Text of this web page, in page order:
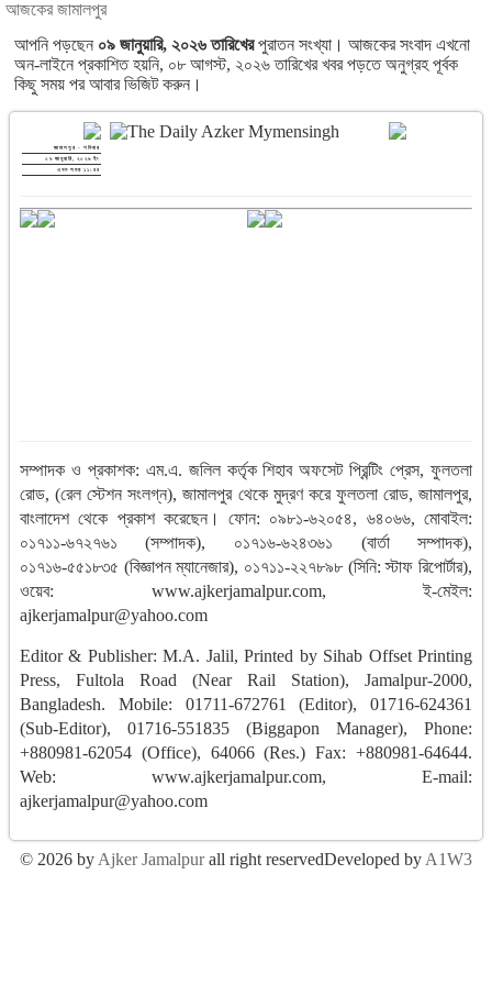
আজকের জামালপুর
২য় পাতা
৩য় পাতা
শেষের পাতা
আমাদের সম্পর্কে
যোগাযোগ
পুরাতন সংখ্যা
আপনি পড়ছেন ০৯ জানুয়ারি, ২০২৬ তারিখেরপুরাতন সংখ্যা। আজকের সংবাদ এখনো
অন-লাইনে প্রকাশিত হয়নি, ০৮ আগস্ট, ২০২৬ তারিখের খবর পড়তে অনুগ্রহ পূর্বক
কিছু সময় পর আবার ভিজিট করুন।
জামালপুর - শনিবার
০৯ জানুয়ারি, ২০২৬ ইং
এখন সময় ১১:৪৪
সম্পাদক ও প্রকাশক: এম.এ. জলিল কর্তৃক শিহাব অফসেট প্রিন্টিং প্রেস, ফুলতলা
রোড, (রেল স্টেশন সংলগ্ন), জামালপুর থেকে মুদ্রণ করে ফুলতলা রোড, জামালপুর,
বাংলাদেশ থেকে প্রকাশ করেছেন। ফোন: ০৯৮১-৬২০৫৪, ৬৪০৬৬, মোবাইল:
০১৭১১-৬৭২৭৬১ (সম্পাদক), ০১৭১৬-৬২৪৩৬১ (বার্তা সম্পাদক),
০১৭১৬-৫৫১৮৩৫ (বিজ্ঞাপন ম্যানেজার), ০১৭১১-২২৭৮৯৮ (সিনি: স্টাফ রিপোর্টার),
ওয়েব: www.ajkerjamalpur.com, ই-মেইল:
ajkerjamalpur@yahoo.com
Editor & Publisher: M.A. Jalil, Printed by Sihab Offset Printing
Press, Fultola Road (Near Rail Station), Jamalpur-2000,
Bangladesh. Mobile: 01711-672761 (Editor), 01716-624361
(Sub-Editor), 01716-551835 (Biggapon Manager), Phone:
+880981-62054 (Office), 64066 (Res.) Fax: +880981-64644.
Web: www.ajkerjamalpur.com, E-mail:
ajkerjamalpur@yahoo.com
© 2026 byAjker Jamalpurall right reservedDeveloped byA1W3